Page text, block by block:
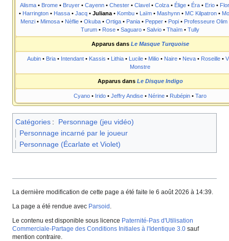
Alisma• Brome• Bruyer• Cayenn• Chester• Clavel• Colza• Élige• Éra• Erio•
• Harrington • Hassa • Jacq • Juliana • Kombu • Laïm • Mashynn • MC Kilpatron •
Menzi• Mimosa• Nèflie• Okuba• Ortiga• Pania• Pepper• Popi• Professeure Olim
Turum • Rose • Saguaro • Salvio • Thaïm • Tully
Apparus dans Le Masque Turquoise
Aubin • Bria • Intendant • Kassis • Lithia • Lucile • Milio • Naire • Neva • Roseille •
Monstre
Apparus dans Le Disque Indigo
Cyano • Irido • Jeffry Andise • Nérine • Rubépin • Taro
Catégories :
Personnage (jeu vidéo)
Personnage incarné par le joueur
Personnage (Écarlate et Violet)
La dernière modification de cette page a été faite le 6 août 2026 à 14:39.
La page a été rendue avec Parsoid
Le contenu est disponible sous licence Paternité-Pas d'Utilisation
Commerciale-Partage des Conditions Initiales à l'Identique 3.0 sauf
mention contraire.